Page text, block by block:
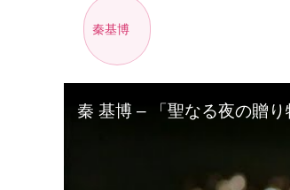
秦基博
秦 基博 – 「聖なる夜の贈